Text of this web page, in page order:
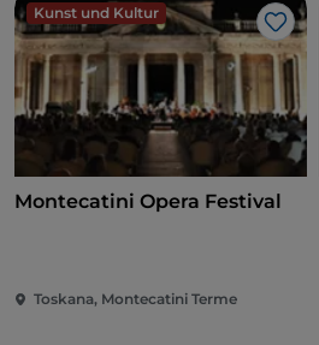
Kunst und Kultur
Like
Montecatini Opera Festival
Toskana, Montecatini Terme